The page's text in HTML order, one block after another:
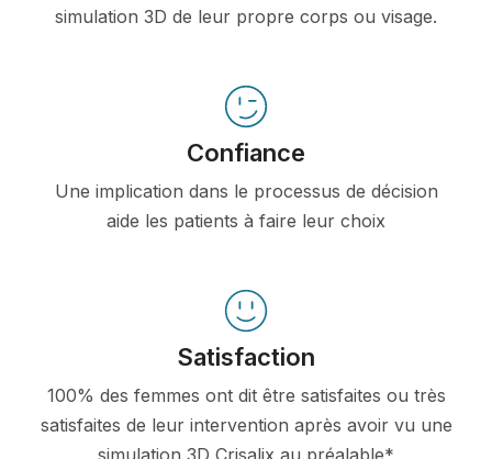
simulation 3D de leur propre corps ou visage.
Confiance
Une implication dans le processus de décision
aide les patients à faire leur choix
Satisfaction
100% des femmes ont dit être satisfaites ou très
satisfaites de leur intervention après avoir vu une